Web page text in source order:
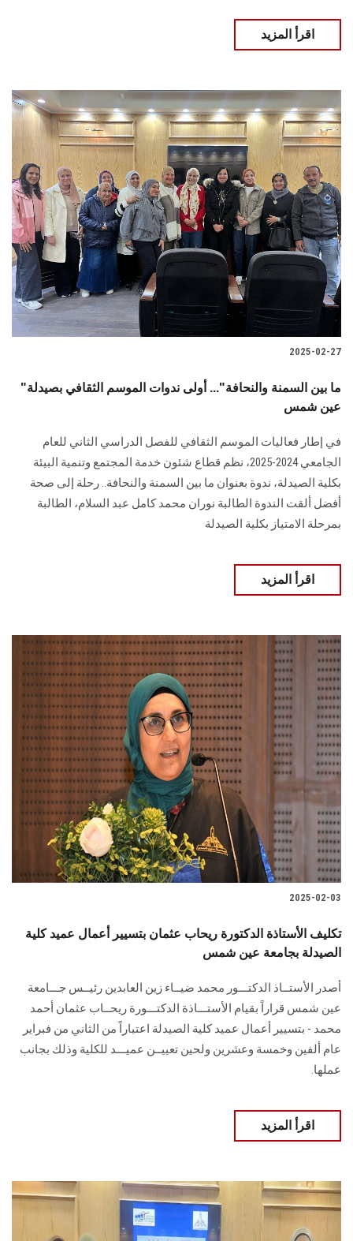
اقرأ المزيد
2025-02-27
"ما بين السمنة والنحافة"... أولى ندوات الموسم الثقافي بصيدلة
عين شمس
في إطار فعاليات الموسم الثقافي للفصل الدراسي الثاني للعام
الجامعي 2024-2025، نظم قطاع شئون خدمة المجتمع وتنمية البيئة
بكلية الصيدلة، ندوة بعنوان ما بين السمنة والنحافة.. رحلة إلى صحة
أفضل ألقت الندوة الطالبة نوران محمد كامل عبد السلام، الطالبة
بمرحلة الامتياز بكلية الصيدلة
اقرأ المزيد
2025-02-03
تكليف الأستاذة الدكتورة ريحاب عثمان بتسيير أعمال عميد كلية
الصيدلة بجامعة عين شمس
أصدر الأستــاذ الدكتـــور محمد ضيــاء زين العابدين رئيــس جـــامعة
عين شمس قراراً بقيام الأستـــاذة ‏الدكتـــورة ريحــاب عثمان أحمد
محمد - بتسيير أعمال عميد كلية الصيدلة اعتباراً من الثاني من ‏فبراير
عام ألفين وخمسة وعشرين ولحين تعييــن عميـــد للكلية وذلك بجانب
عملها.‏
اقرأ المزيد